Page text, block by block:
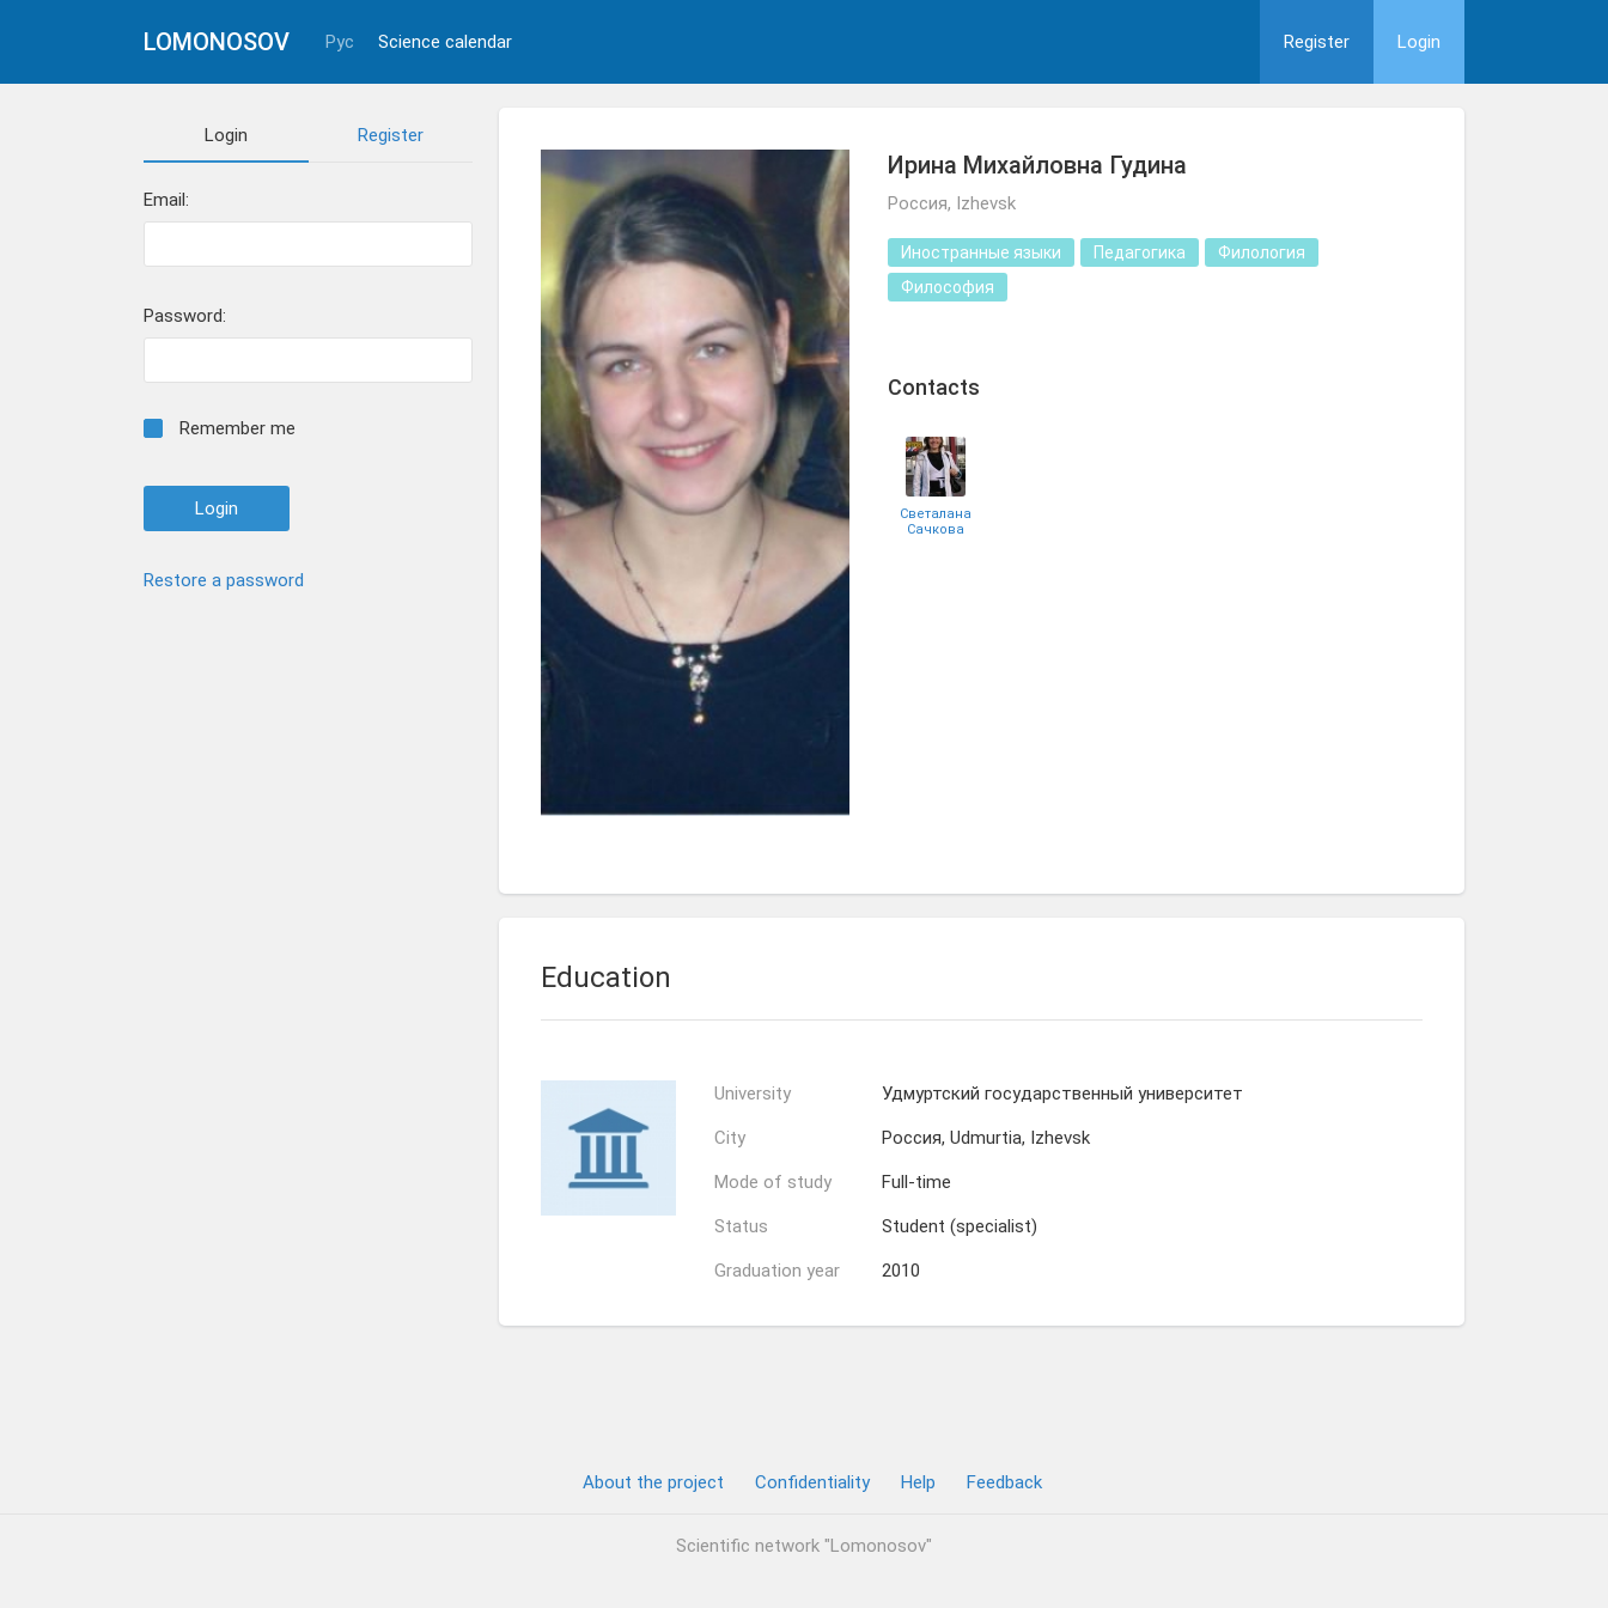
LOMONOSOV Рус Science calendar Register Login
Login Register
Email:
Password:
Remember me
Restore a password
Ирина Михайловна Гудина
Россия, Izhevsk
Иностранные языки Педагогика
Филология
Философия
Сontacts
Светалана
Сачкова
Education
University Удмуртский государственный университет
City Россия, Udmurtia, Izhevsk
Mode of study Full-time
Status Student (specialist)
Graduation year 2010
About the project Confidentiality Help Feedback
Scientific network "Lomonosov"